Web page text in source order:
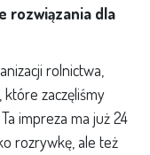
rozwiązania dla
rolnictwa,
zaczęliśmy
impreza ma już 24
rozrywkę, ale też